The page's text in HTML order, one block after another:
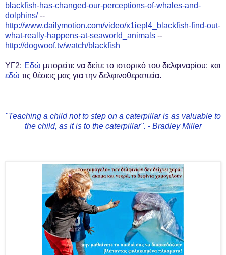
blackfish-has-changed-our-perceptions-of-whales-and-
dolphins/--
http://www.dailymotion.com/video/x1iepl4_blackfish-find-out-
what-really-happens-at-seaworld_animals --
http://dogwoof.tv/watch/blackfish
YΓ2: Εδώ μπορείτε να δείτε το ιστορικό του δελφιναρίου: και
εδώ τις θέσεις μας για την δελφινοθεραπεία.
"Teaching a child not to step on a caterpillar is as valuable to
the child, as it is to the caterpillar". - Bradley Miller